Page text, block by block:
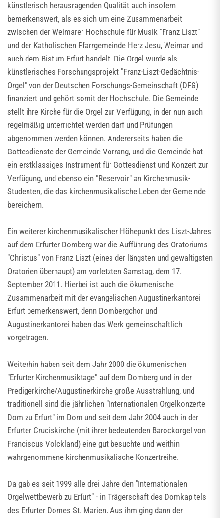
künstlerisch herausragenden Qualität auch insofern
bemerkenswert, als es sich um eine Zusammenarbeit
zwischen der Weimarer Hochschule für Musik "Franz Liszt"
und der Katholischen Pfarrgemeinde Herz Jesu, Weimar und
auch dem Bistum Erfurt handelt. Die Orgel wurde als
künstlerisches Forschungsprojekt "Franz-Liszt-Gedächtnis-
Orgel" von der Deutschen Forschungs-Gemeinschaft (DFG)
finanziert und gehört somit der Hochschule. Die Gemeinde
stellt ihre Kirche für die Orgel zur Verfügung, in der nun auch
regelmäßig unterrichtet werden darf und Prüfungen
abgenommen werden können. Andererseits haben die
Gottesdienste der Gemeinde Vorrang, und die Gemeinde hat
ein erstklassiges Instrument für Gottesdienst und Konzert zur
Verfügung, und ebenso ein "Reservoir" an Kirchenmusik-
Studenten, die das kirchenmusikalische Leben der Gemeinde
bereichern.
Ein weiterer kirchenmusikalischer Höhepunkt des Liszt-Jahres
auf dem Erfurter Domberg war die Aufführung des Oratoriums
"Christus" von Franz Liszt (eines der längsten und gewaltigsten
Oratorien überhaupt) am vorletzten Samstag, dem 17.
September 2011. Hierbei ist auch die ökumenische
Zusammenarbeit mit der evangelischen Augustinerkantorei
Erfurt bemerkenswert, denn Dombergchor und
Augustinerkantorei haben das Werk gemeinschaftlich
vorgetragen.
Weiterhin haben seit dem Jahr 2000 die ökumenischen
"Erfurter Kirchenmusiktage" auf dem Domberg und in der
Predigerkirche/Augustinerkirche große Ausstrahlung, und
traditionell sind die jährlichen "Internationalen Orgelkonzerte
Dom zu Erfurt" im Dom und seit dem Jahr 2004 auch in der
Erfurter Cruciskirche (mit ihrer bedeutenden Barockorgel von
Franciscus Volckland) eine gut besuchte und weithin
wahrgenommene kirchenmusikalische Konzertreihe.
Da gab es seit 1999 alle drei Jahre den "Internationalen
Orgelwettbewerb zu Erfurt" - in Trägerschaft des Domkapitels
des Erfurter Domes St. Marien. Aus ihm ging dann der